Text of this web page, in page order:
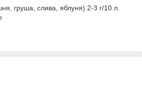
груша, слива, яблуня) 2-3 г/10 л.